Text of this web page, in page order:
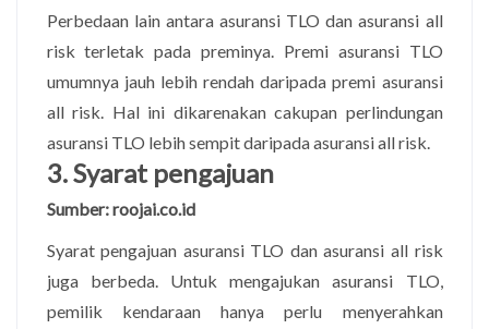
Perbedaan lain antara asuransi TLO dan asuransi all
risk terletak pada preminya. Premi asuransi TLO
umumnya jauh lebih rendah daripada premi asuransi
all risk. Hal ini dikarenakan cakupan perlindungan
asuransi TLO lebih sempit daripada asuransi all risk.
3. Syarat pengajuan
Sumber: roojai.co.id
Syarat pengajuan asuransi TLO dan asuransi all risk
juga berbeda. Untuk mengajukan asuransi TLO,
pemilik kendaraan hanya perlu menyerahkan